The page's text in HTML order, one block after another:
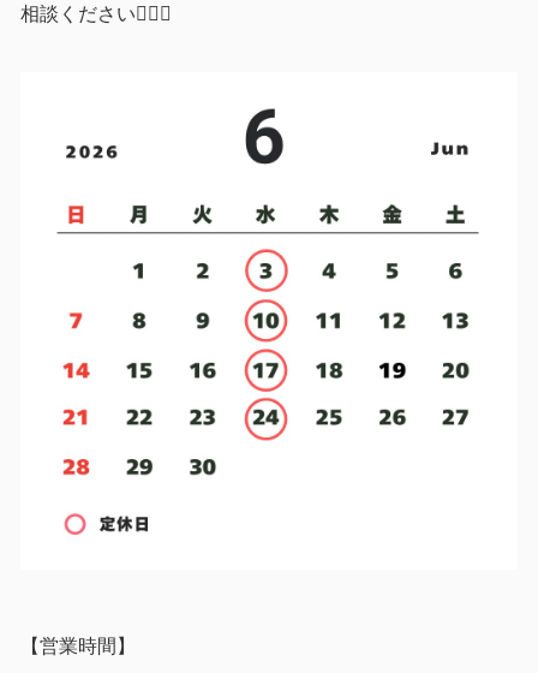
相談ください💁‍♂️✨
【営業時間】